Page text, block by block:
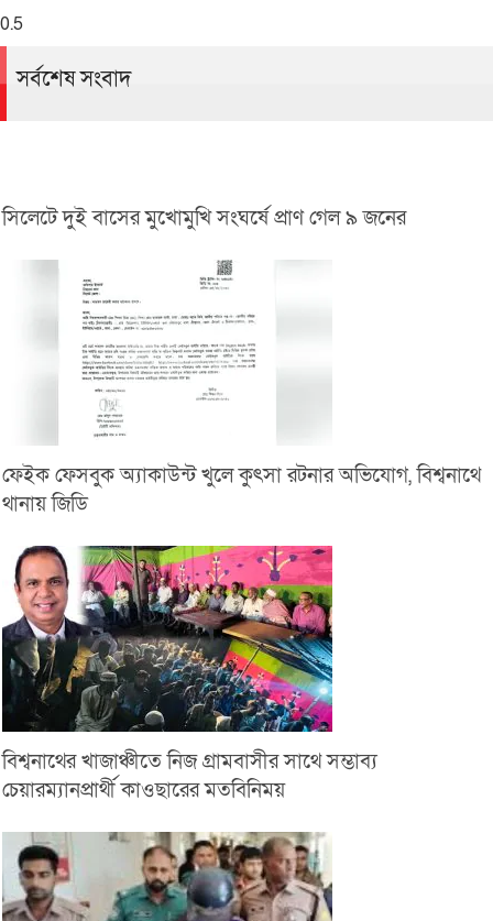
সর্বশেষ সংবাদ
সিলেটে দুই বাসের মুখোমুখি সংঘর্ষে প্রাণ গেল ৯ জনের
ফেইক ফেসবুক অ্যাকাউন্ট খুলে কুৎসা রটনার অভিযোগ, বিশ্বনাথে
থানায় জিডি
বিশ্বনাথের খাজাঞ্চীতে নিজ গ্রামবাসীর সাথে সম্ভাব্য
চেয়ারম্যানপ্রার্থী কাওছারের মতবিনিময়